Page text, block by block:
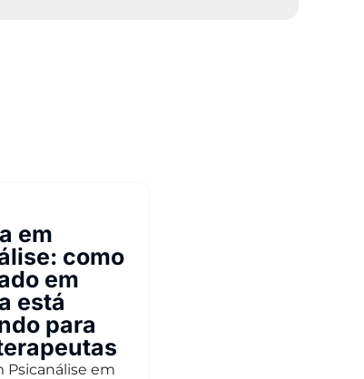
em
como
em
está
para
Psicanálise em